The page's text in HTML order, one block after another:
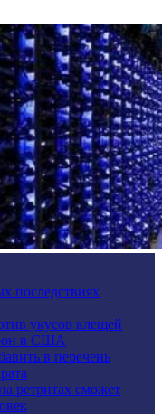
последствиях
укусов клещей
в США
в перечень
ретритах сможет